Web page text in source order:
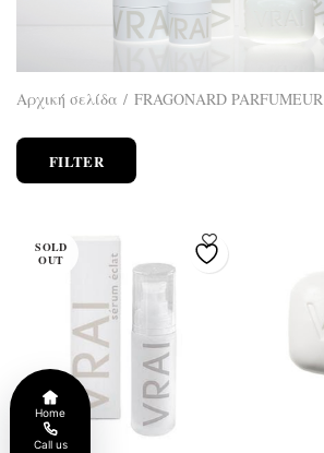
Αρχική σελίδα FRAGONARD PARFUMEUR
FILTER
SOLD
OUT
Home
Call us